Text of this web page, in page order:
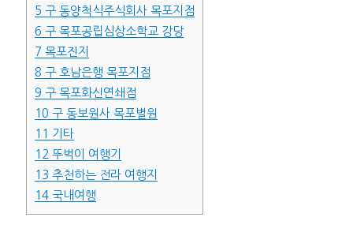
5 구 동양척식주식회사 목포지점
6 구 목포공립심상소학교 강당
7 목포진지
8 구 호남은행 목포지점
9 구 목포화신연쇄점
10 구 동보원사 목포별원
11 기타
12 뚜벅이 여행기
13 추천하는 전라 여행지
14국내여행